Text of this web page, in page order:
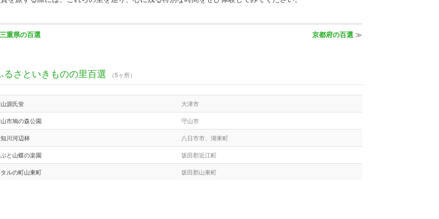
重県の百選 京都府の百選≫
るさといきものの里百選 （5ヶ所）
源氏蛍 大津市
市鳩の森公園 守山市
川河辺林 八日市市、湖東町
と山蝶の楽園 坂田郡近江町
ルの町山東町 坂田郡山東町